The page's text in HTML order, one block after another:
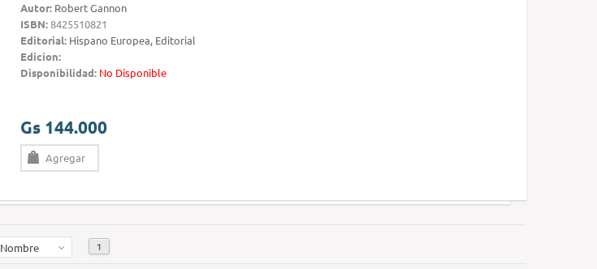
Autor: Robert Gannon
ISBN:8425510821
Editorial: Hispano Europea, Editorial
Edicion:
Disponibilidad: No Disponible
Gs 144.000
Agregar
Nombre 1